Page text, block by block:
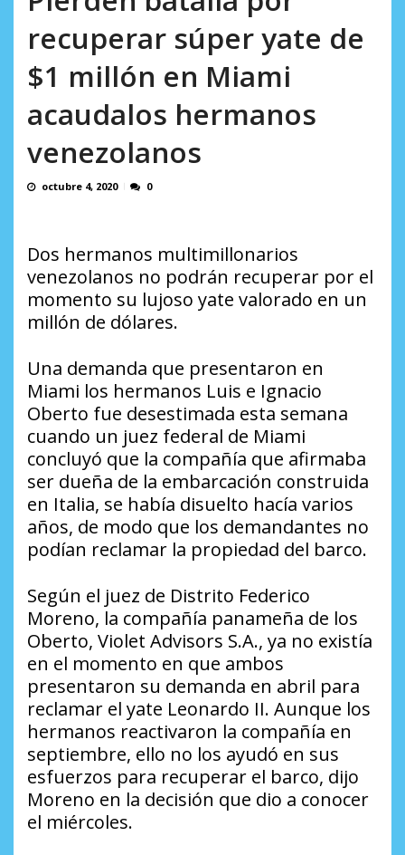
recuperar súper yate de
$1 millón en Miami
acaudalos hermanos
venezolanos
octubre 4, 2020 0
Dos hermanos multimillonarios
venezolanos no podrán recuperar por el
momento su lujoso yate valorado en un
millón de dólares.
Una demanda que presentaron en
Miami los hermanos Luis e Ignacio
Oberto fue desestimada esta semana
cuando un juez federal de Miami
concluyó que la compañía que afirmaba
ser dueña de la embarcación construida
en Italia, se había disuelto hacía varios
años, de modo que los demandantes no
podían reclamar la propiedad del barco.
Según el juez de Distrito Federico
Moreno, la compañía panameña de los
Oberto, Violet Advisors S.A., ya no existía
en el momento en que ambos
presentaron su demanda en abril para
reclamar el yate Leonardo II. Aunque los
hermanos reactivaron la compañía en
septiembre, ello no los ayudó en sus
esfuerzos para recuperar el barco, dijo
Moreno en la decisión que dio a conocer
el miércoles.